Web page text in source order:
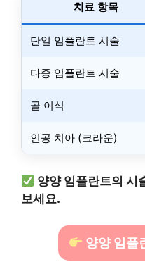
치료 항목
단일 임플란트 시술
다중 임플란트 시술
골 이식
인공 치아 (크라운)
양양 임플란트의 시
보세요.
양양 임플